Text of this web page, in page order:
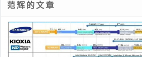
范辉的文章